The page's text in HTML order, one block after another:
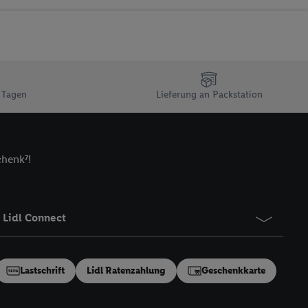
Lieferung an Packstation
Lidl Connect
Lastschrift Lidl Ratenzahlung Geschenkkarte
bestehendes Lidl
verwenden
auszuspielen.
E-Mail-
verfügbar ist.
und einer
Kennung
zu erfassen.
generell zu
„Nutzung der
(nur für